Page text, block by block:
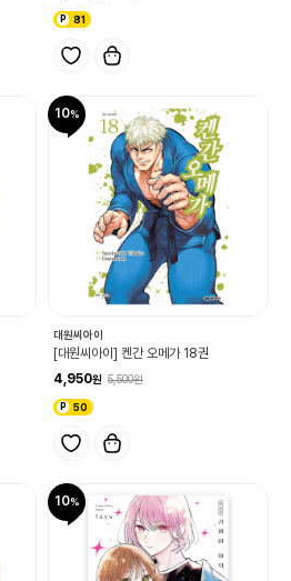
81
10
대원씨아이
[대원씨아이] 켄간 오메가 18권
4,950
5,500
50
10